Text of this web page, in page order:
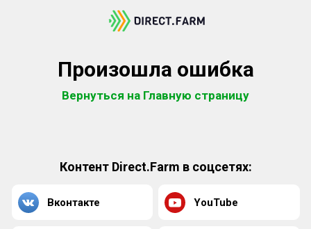
Произошла ошибка
Вернуться на Главную страницу
Контент Direct.Farm в соцсетях:
Вконтакте YouTube